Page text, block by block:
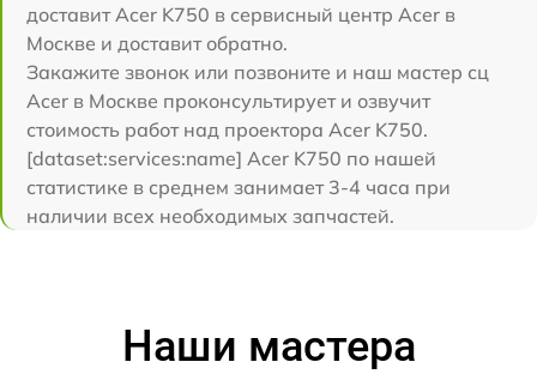
доставит Acer K750 в сервисный центр Acer в
Москве и доставит обратно.
Закажите звонок или позвоните и наш мастер сц
Acer в Москве проконсультирует и озвучит
стоимость работ над проектора Acer K750.
[dataset:services:name] Acer K750 по нашей
статистике в среднем занимает 3-4 часа при
наличии всех необходимых запчастей.
Наши мастера